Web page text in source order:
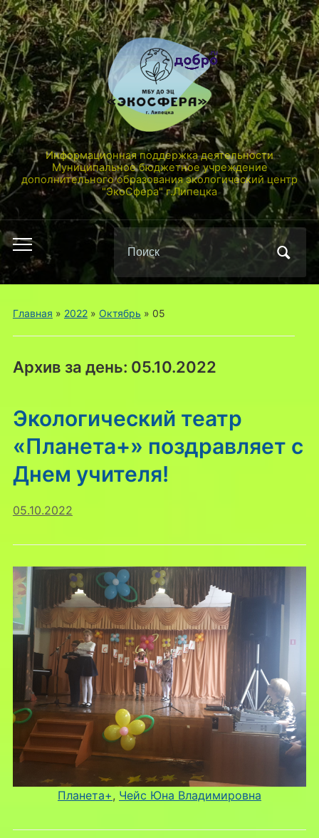
Информационная поддержка деятельности
Муниципальное бюджетное учреждение
дополнительного образования экологический центр
"ЭкоСфера" г.Липецка
Переключить
мобильное
меню
Поиск
по:
Главная » 2022» Октябрь » 05
Архив за день: 05.10.2022
Экологический театр
«Планета+» поздравляет с
Днем учителя!
05.10.2022
Планета+, Чейс Юна Владимировна